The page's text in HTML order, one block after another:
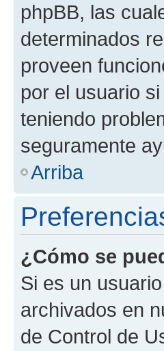
phpBB, las
determinados
proveen
por el usuario
teniendo
seguramente
Arriba
¿Cómo se
Si es un
archivados en
de Control de